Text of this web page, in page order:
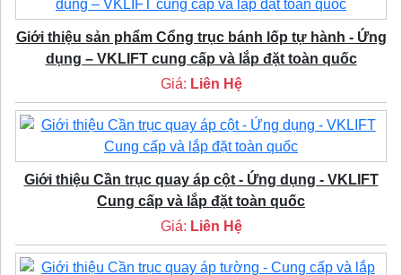
Giới thiệu sản phẩm Cổng trục bánh lốp tự hành - Ứng
dụng – VKLIFT cung cấp và lắp đặt toàn quốc
Giá: Liên Hệ
Giới thiệu Cần trục quay áp cột - Ứng dụng - VKLIFT
Cung cấp và lắp đặt toàn quốc
Giá: Liên Hệ